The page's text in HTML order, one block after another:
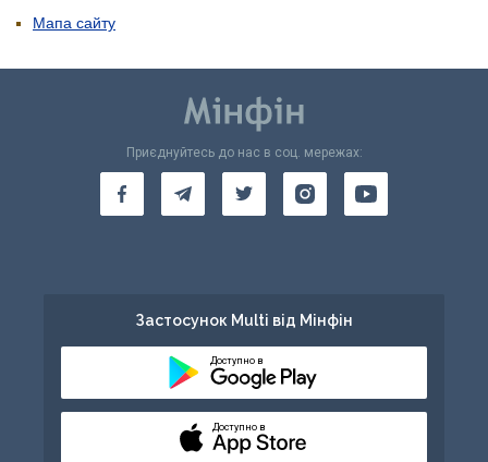
Мапа сайту
Приєднуйтесь до нас в соц. мережах:
Застосунок Multi від Мінфін
Доступно в
Доступно в